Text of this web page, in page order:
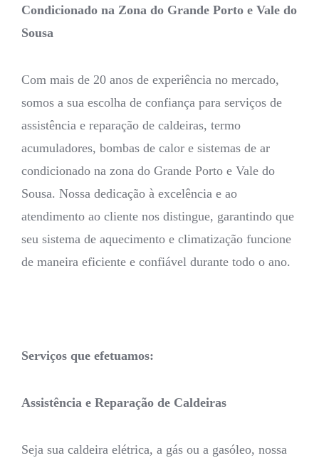
Condicionado na Zona do Grande Porto e Vale do
Sousa
Com mais de 20 anos de experiência no mercado,
somos a sua escolha de confiança para serviços de
assistência e reparação de caldeiras, termo
acumuladores, bombas de calor e sistemas de ar
condicionado na zona do Grande Porto e Vale do
Sousa. Nossa dedicação à excelência e ao
atendimento ao cliente nos distingue, garantindo que
seu sistema de aquecimento e climatização funcione
de maneira eficiente e confiável durante todo o ano.
Serviços que efetuamos:
Assistência e Reparação de Caldeiras
Seja sua caldeira elétrica, a gás ou a gasóleo, nossa